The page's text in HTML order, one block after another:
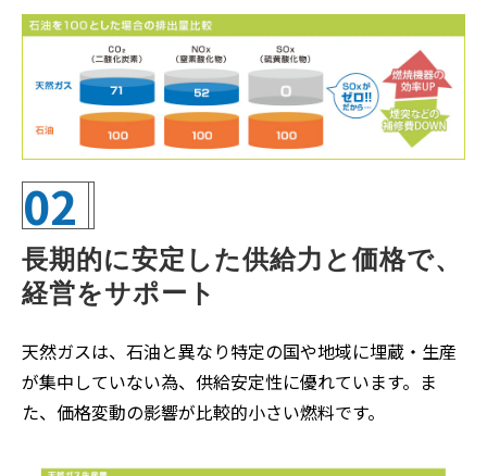
02
長期的に安定した供給力と価格で、
経営をサポート
天然ガスは、石油と異なり特定の国や地域に埋蔵・生産
が集中していない為、供給安定性に優れています。ま
た、価格変動の影響が比較的小さい燃料です。